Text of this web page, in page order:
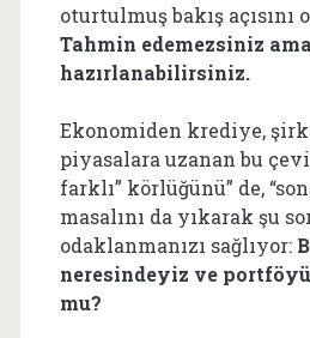
oturtulmuş bakış
Tahmin edemezsiniz ama
hazırlanabilirsiniz.
Ekonomiden krediye,
piyasalara uzanan bu
farklı” körlüğünü” de,
masalını da yıkarak şu
odaklanmanızı sağlıyor:
neresindeyiz ve
mu?